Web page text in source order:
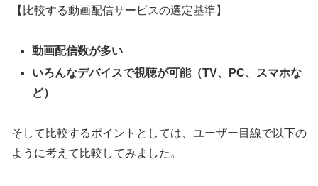
【比較する動画配信サービスの選定基準】
動画配信数が多い
いろんなデバイスで視聴が可能（TV、PC、スマホな
ど）
そして比較するポイントとしては、ユーザー目線で以下の
ように考えて比較してみました。